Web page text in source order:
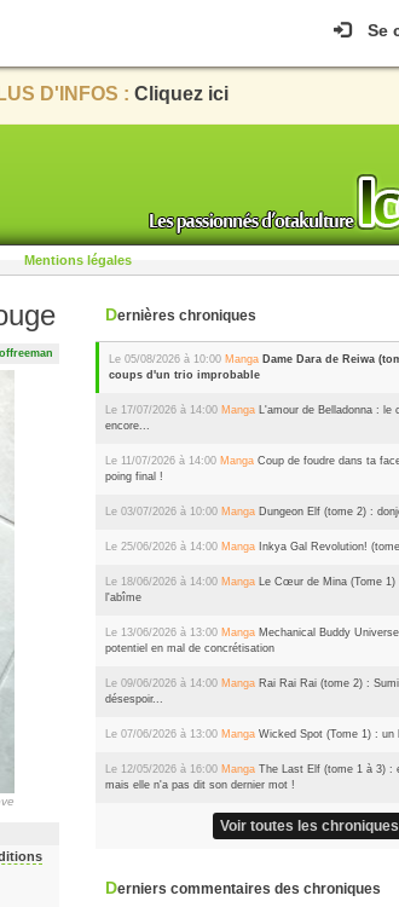
Se
D'INFOS : Cliquez ici
Mentions légales
Dernières chroniques
Le 05/08/2026 à 10:00 Manga Dame Dara de Reiwa
coups d'un trio improbable
Le 17/07/2026 à 14:00 Manga L'amour de Belladonna : le
encore...
Le 11/07/2026 à 14:00 Manga Coup de foudre dans ta
poing final !
Le 03/07/2026 à 10:00 Manga Dungeon Elf (tome 2) :
Le 25/06/2026 à 14:00 Manga Inkya Gal Revolution!
Le 18/06/2026 à 14:00 Manga Le Cœur de Mina (Tome 1)
l'abîme
Le 13/06/2026 à 13:00 Manga Mechanical Buddy
potentiel en mal de concrétisation
Le 09/06/2026 à 14:00 Manga Rai Rai Rai (tome 2) :
désespoir...
Le 07/06/2026 à 13:00 Manga Wicked Spot (Tome 1) : un
Le 12/05/2026 à 16:00 Manga The Last Elf (tome 1 à 3) :
mais elle n'a pas dit son dernier mot !
Voir toutes les chroniques
Derniers commentaires des chroniques